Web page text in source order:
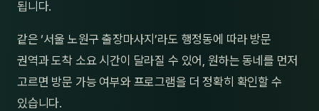
됩니다.
같은 ‘서울 노원구 출장마사지’라도 행정동에 따라 방문
권역과 도착 소요 시간이 달라질 수 있어, 원하는 동네를 먼저
고르면 방문 가능 여부와 프로그램을 더 정확히 확인할 수
있습니다.